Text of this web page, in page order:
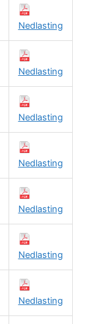
Nedlasting
Nedlasting
Nedlasting
Nedlasting
Nedlasting
Nedlasting
Nedlasting